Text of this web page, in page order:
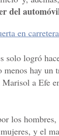
del
en
solo logró
hay un
a Efe
los hombres,
y el